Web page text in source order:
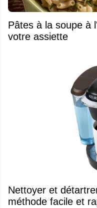
Pâtes à la soupe à
votre assiette
Nettoyer et
méthode facile et